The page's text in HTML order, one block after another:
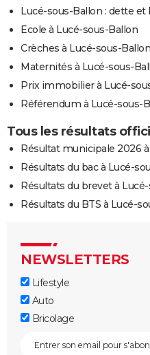
Lucé-sous-Ballon : dette
Ecole à Lucé-sous-Ballon
Crèches à Lucé-sous-Ballon
Maternités à Lucé-sous-
Prix immobilier à Lucé-
Référendum à Lucé-sous-
Tous les résultats
Résultat municipale 2026
Résultats du bac à Lucé-
Résultats du brevet à
Résultats du BTS à Lucé-
NEWSLETTERS
Lifestyle
Auto
Bricolage